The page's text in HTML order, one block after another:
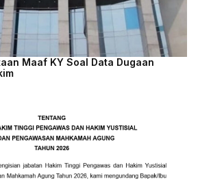
Maaf KY Soal Data Dugaan